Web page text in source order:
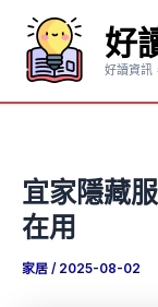
要
好
好讀資訊
宜家隱藏
在用
家居 / 2025-08-02